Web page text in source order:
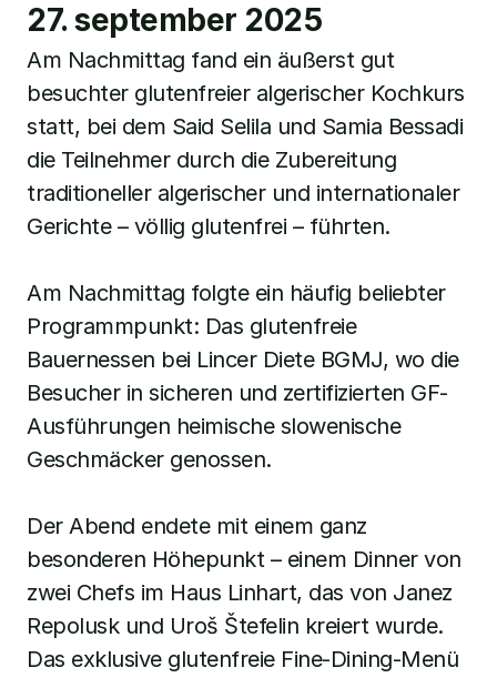
27. september 2025
Am Nachmittag fand ein äußerst gut
besuchter glutenfreier algerischer Kochkurs
statt, bei dem Said Selila und Samia Bessadi
die Teilnehmer durch die Zubereitung
traditioneller algerischer und internationaler
Gerichte – völlig glutenfrei – führten.
Am Nachmittag folgte ein häufig beliebter
Programmpunkt: Das glutenfreie
Bauernessen bei Lincer Diete BGMJ, wo die
Besucher in sicheren und zertifizierten GF-
Ausführungen heimische slowenische
Geschmäcker genossen.
Der Abend endete mit einem ganz
besonderen Höhepunkt – einem Dinner von
zwei Chefs im Haus Linhart, das von Janez
Repolusk und Uroš Štefelin kreiert wurde.
Das exklusive glutenfreie Fine-Dining-Menü